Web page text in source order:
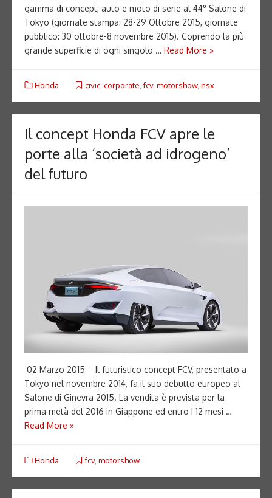
gamma di concept, auto e moto di serie al 44° Salone di
Tokyo (giornate stampa: 28-29 Ottobre 2015, giornate
pubblico: 30 ottobre-8 novembre 2015). Coprendo la più
grande superficie di ogni singolo … Read More »
Honda civic, corporate ,fcv, motorshow, nsx
Il concept Honda FCV apre le
porte alla ‘società ad idrogeno’
del futuro
02 Marzo 2015 – Il futuristico concept FCV, presentato a
Tokyo nel novembre 2014, fa il suo debutto europeo al
Salone di Ginevra 2015. La vendita è prevista per la
prima metà del 2016 in Giappone ed entro I 12 mesi …
Read More »
Honda fcv, motorshow